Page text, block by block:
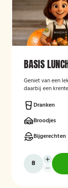
BASIS
Geniet van een
daarbij een
Dranken
Broodjes
Bijgerechten